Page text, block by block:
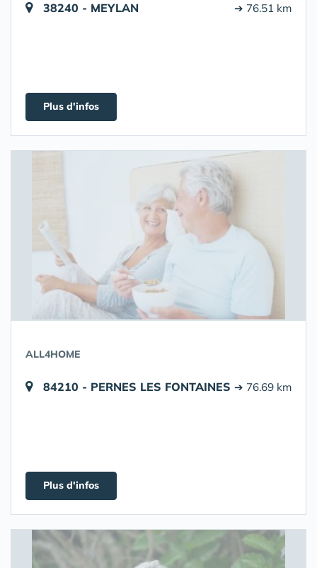
38240 - MEYLAN ➔ 76.51 km
Plus d'infos
ALL4HOME
84210 - PERNES LES FONTAINES ➔ 76.69 km
Plus d'infos